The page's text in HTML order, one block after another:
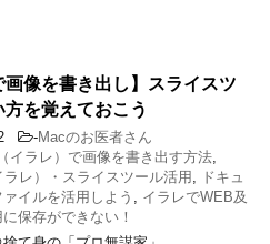
画像を書き出し】スライスツ
方を覚えておこう
-Macのお医者さん
イラレ）で画像を書き出す方法
ラレ）・スライスツール活用
ドキュ
ァイルを活用しよう
イラレでWEB及
保存ができない！